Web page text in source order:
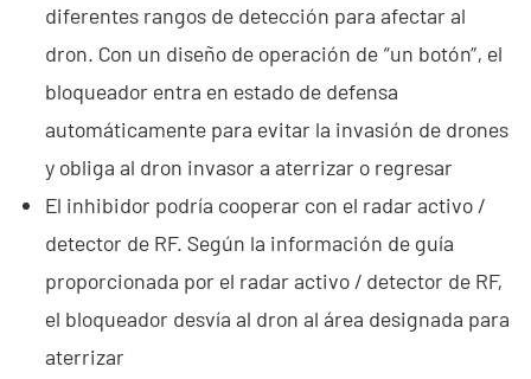
diferentes rangos de detección para afectar al
dron. Con un diseño de operación de “un botón”, el
bloqueador entra en estado de defensa
automáticamente para evitar la invasión de drones
y obliga al dron invasor a aterrizar o regresar
El inhibidor podría cooperar con el radar activo /
detector de RF. Según la información de guía
proporcionada por el radar activo / detector de RF,
el bloqueador desvía al dron al área designada para
aterrizar